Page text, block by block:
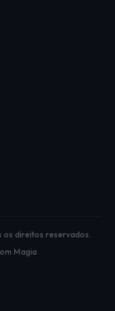
os direitos reservados.
Magia